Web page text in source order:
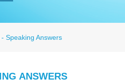
Speaking Answers
ANSWERS